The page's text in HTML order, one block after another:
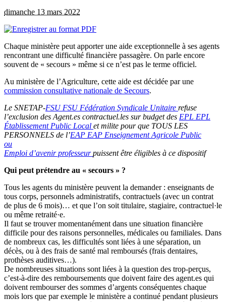
dimanche 13 mars 2022
Chaque ministère peut apporter une aide exceptionnelle à ses agents
rencontrant une difficulté financière passagère. On parle encore
souvent de « secours » même si ce n’est pas le terme officiel.
Au ministère de l’Agriculture, cette aide est décidée par une
commission consultative nationale de Secours.
Le SNETAP-FSU FSU Fédération Syndicale Unitaire refuse
l’exclusion des Agent.es contractuel.les sur budget des EPL EPL
Établissement Public Local et milite pour que TOUS LES
PERSONNELS de l’EAP EAP Enseignement Agricole Public
ou
Emploi d’avenir professeur puissent être éligibles à ce dispositif
Qui peut prétendre au « secours » ?
Tous les agents du ministère peuvent la demander : enseignants de
tous corps, personnels administratifs, contractuels (avec un contrat
de plus de 6 mois)… et que l’on soit titulaire, stagiaire, contractuel·le
ou même retraité·e.
Il faut se trouver momentanément dans une situation financière
difficile pour des raisons personnelles, médicales ou familiales. Dans
de nombreux cas, les difficultés sont liées à une séparation, un
décès, ou à des frais de santé mal remboursés (frais dentaires,
prothèses auditives…).
De nombreuses situations sont liées à la question des trop-perçus,
c’est-à-dire des remboursements que doivent faire des agent.es qui
doivent rembourser des sommes d’argents conséquentes chaque
mois lors que par exemple le ministère a continué pendant plusieurs